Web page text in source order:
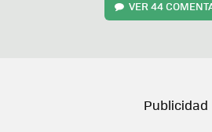
VER44